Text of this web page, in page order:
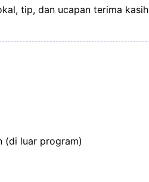
tip, dan ucapan terima kasih
(di luar program)